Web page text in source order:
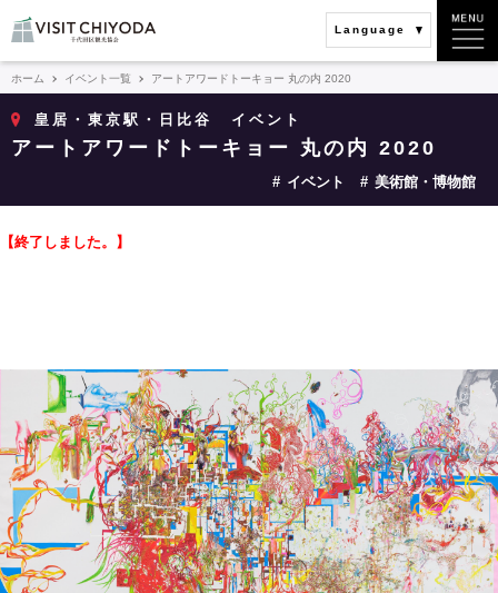
Language
ホーム イベント一覧 アートアワードトーキョー 丸の内 2020
皇居・東京駅・日比谷 イベント
アートアワードトーキョー 丸の内 2020
イベント 美術館・博物館
【終了しました。】